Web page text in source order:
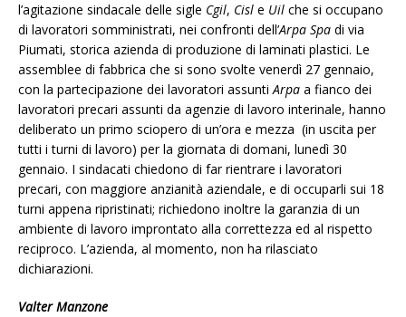
l’agitazione sindacale delle sigle Cgil, Cisl e Uil che si occupano
di lavoratori somministrati, nei confronti dell’Arpa Spa di via
Piumati, storica azienda di produzione di laminati plastici. Le
assemblee di fabbrica che si sono svolte venerdì 27 gennaio,
con la partecipazione dei lavoratori assuntiArpa a fianco dei
lavoratori precari assunti da agenzie di lavoro interinale, hanno
deliberato un primo sciopero di un’ora e mezza (in uscita per
tutti i turni di lavoro) per la giornata di domani, lunedì 30
gennaio. I sindacati chiedono di far rientrare i lavoratori
precari, con maggiore anzianità aziendale, e di occuparli sui 18
turni appena ripristinati; richiedono inoltre la garanzia di un
ambiente di lavoro improntato alla correttezza ed al rispetto
reciproco. L’azienda, al momento, non ha rilasciato
dichiarazioni.
Valter Manzone